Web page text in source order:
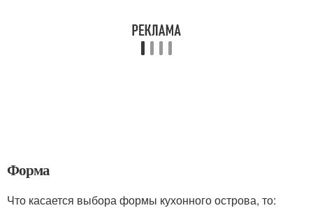
Форма
Что касается выбора формы кухонного острова, то: